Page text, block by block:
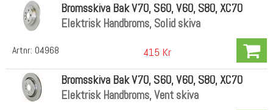
Artnr: 04968
Bromsskiva Bak V70, S60, V60, S80, XC70
Elektrisk Handbroms, Solid skiva
415 Kr
Bromsskiva Bak V70, S60, V60, S80, XC70
Elektrisk Handbroms, Vent skiva